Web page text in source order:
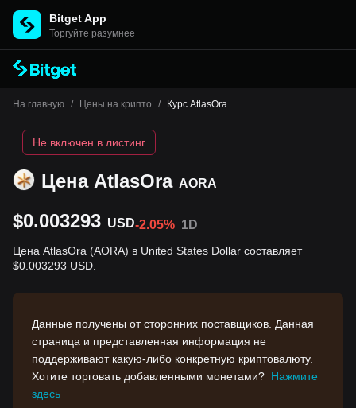
Bitget App
Торгуйте разумнее
На главную / Цены на крипто / Курс AtlasOra
Цена AtlasOra AORA
Не включен в листинг
$0.003293 USD-2.05% 1D
Цена AtlasOra (AORA) в United States Dollar составляет
$0.003293 USD.
Данные получены от сторонних поставщиков. Данная
страница и представленная информация не
поддерживают какую-либо конкретную криптовалюту.
Хотите торговать добавленными монетами? Нажмите
здесь